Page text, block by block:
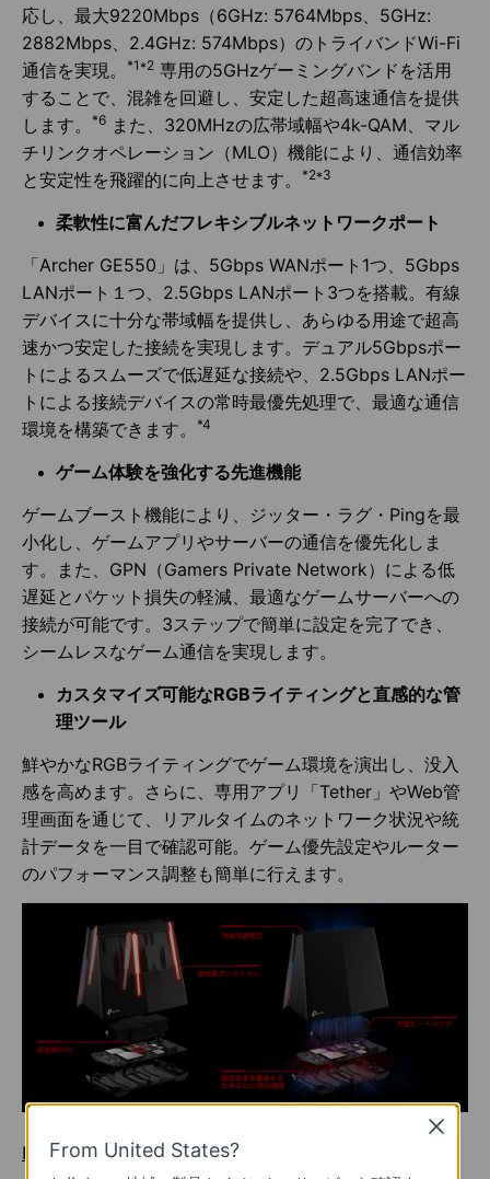
応し、最大9220Mbps（6GHz: 5764Mbps、5GHz:
2882Mbps、2.4GHz: 574Mbps）のトライバンドWi-Fi
通信を実現。
*1*2 専用の5GHzゲーミングバンドを活用
することで、混雑を回避し、安定した超高速通信を提供
します。
*6 また、320MHzの広帯域幅や4k-QAM、マル
チリンクオペレーション（MLO）機能により、通信効率
と安定性を飛躍的に向上させます。
*2*3
柔軟性に富んだフレキシブルネットワークポート
「Archer GE550」は、5Gbps WANポート1つ、5Gbps
LANポート１つ、2.5Gbps LANポート3つを搭載。有線
デバイスに十分な帯域幅を提供し、あらゆる用途で超高
速かつ安定した接続を実現します。デュアル5Gbpsポー
トによるスムーズで低遅延な接続や、2.5Gbps LANポー
トによる接続デバイスの常時最優先処理で、最適な通信
環境を構築できます。
*4
ゲーム体験を強化する先進機能
ゲームブースト機能により、ジッター・ラグ・Pingを最
小化し、ゲームアプリやサーバーの通信を優先化しま
す。また、GPN（Gamers Private Network）による低
遅延とパケット損失の軽減、最適なゲームサーバーへの
接続が可能です。3ステップで簡単に設定を完了でき、
シームレスなゲーム通信を実現します。
カスタマイズ可能なRGBライティングと直感的な管
理ツール
鮮やかなRGBライティングでゲーム環境を演出し、没入
感を高めます。さらに、専用アプリ「Tether」やWeb管
理画面を通じて、リアルタイムのネットワーク状況や統
計データを一目で確認可能。ゲーム優先設定やルーター
のパフォーマンス調整も簡単に行えます。
■高性能と洗練されたデザインの融合
From United States?
Close